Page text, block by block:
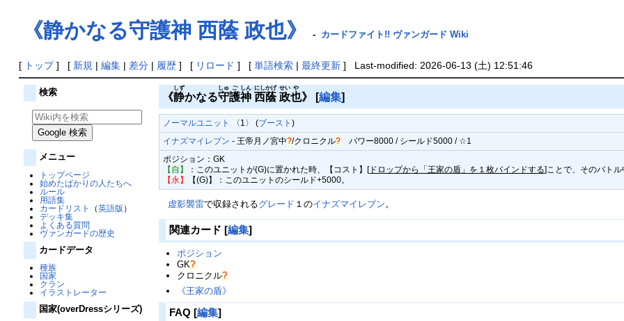
《静かなる守護神 西蔭 政也》 - カードファイト!! ヴァンガード Wiki
[ トップ] [ 新規 | 編集| 差分| 履歴] [ リロード ] [ 単語検索| 最終更新] Last-modified: 2026-06-13 (土) 12:51:46
検索
メニュー
トップページ
始めたばかりの人たちへ
ルール
用語集
カードリスト
（英語版 ）
デッキ集
よくある質問
ヴァンガードの歴史
カードデータ
種族
国家
クラン
イラストレーター
国家(overDressシリーズ)
《静
しず
かなる守
しゅ
護
ご
神
しん
西
にし
蔭
かげ
政
せい
也
や
》 [編集]
ノーマルユニット 〈1〉 (ブースト)
イナズマイレブン - 王帝月ノ宮中?/クロニクル? パワー8000 / シールド5000 / ☆1
ポジション：GK
【自】
：このユニットが(G)に置かれた時、【コスト】[ドロップから「王家の盾」を１枚バインドする]ことで、そのバト
【永】
【(G)】：このユニットのシールド+5000。
虚影襲雷で収録されるグレード １のイナズマイレブン。
関連カード [編集]
ポジション
GK?
クロニクル?
《王家の盾》
FAQ [編集]